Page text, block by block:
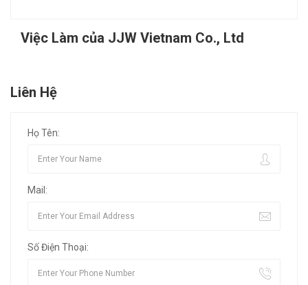
Việc Làm của JJW Vietnam Co., Ltd
Liên Hệ
Họ Tên:
Mail:
Số Điện Thoại: